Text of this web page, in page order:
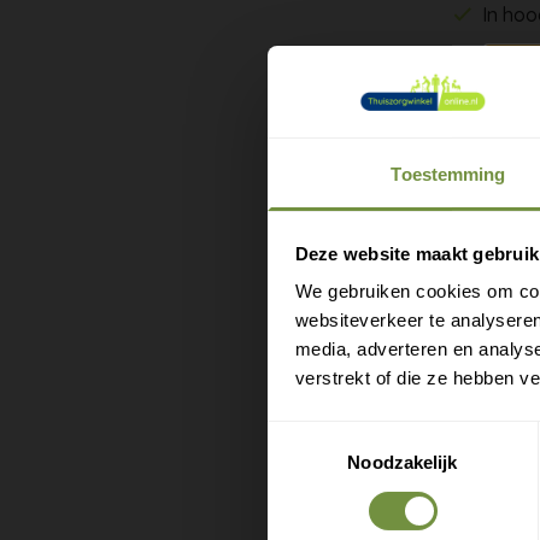
Toestemming
Deze website maakt
We gebruiken cookies om
websiteverkeer te
media, adverteren en
verstrekt of die ze hebben
Noodzakelijk
In
De
De vier
stabiliteit
terug op
u hem